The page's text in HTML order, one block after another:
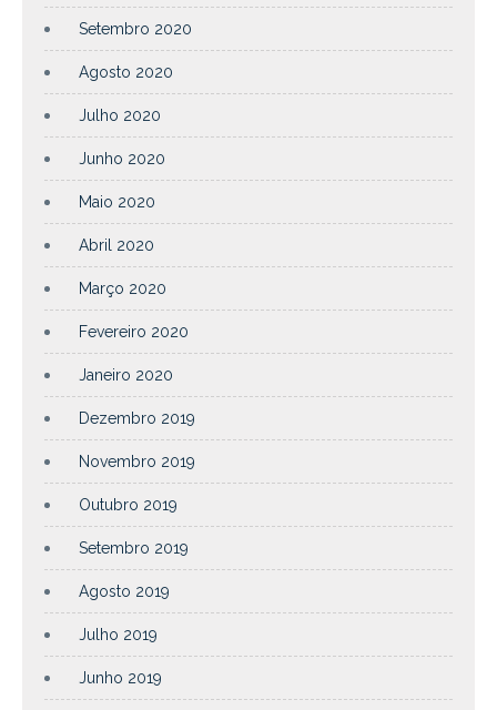
Setembro 2020
Agosto 2020
Julho 2020
Junho 2020
Maio 2020
Abril 2020
Março 2020
Fevereiro 2020
Janeiro 2020
Dezembro 2019
Novembro 2019
Outubro 2019
Setembro 2019
Agosto 2019
Julho 2019
Junho 2019